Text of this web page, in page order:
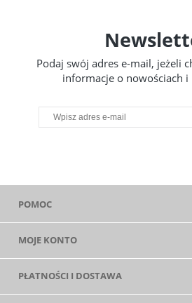
Podaj swój adres e-mail, jeżeli
informacje o nowościach i
POMOC
MOJE KONTO
PŁATNOŚCI I DOSTAWA